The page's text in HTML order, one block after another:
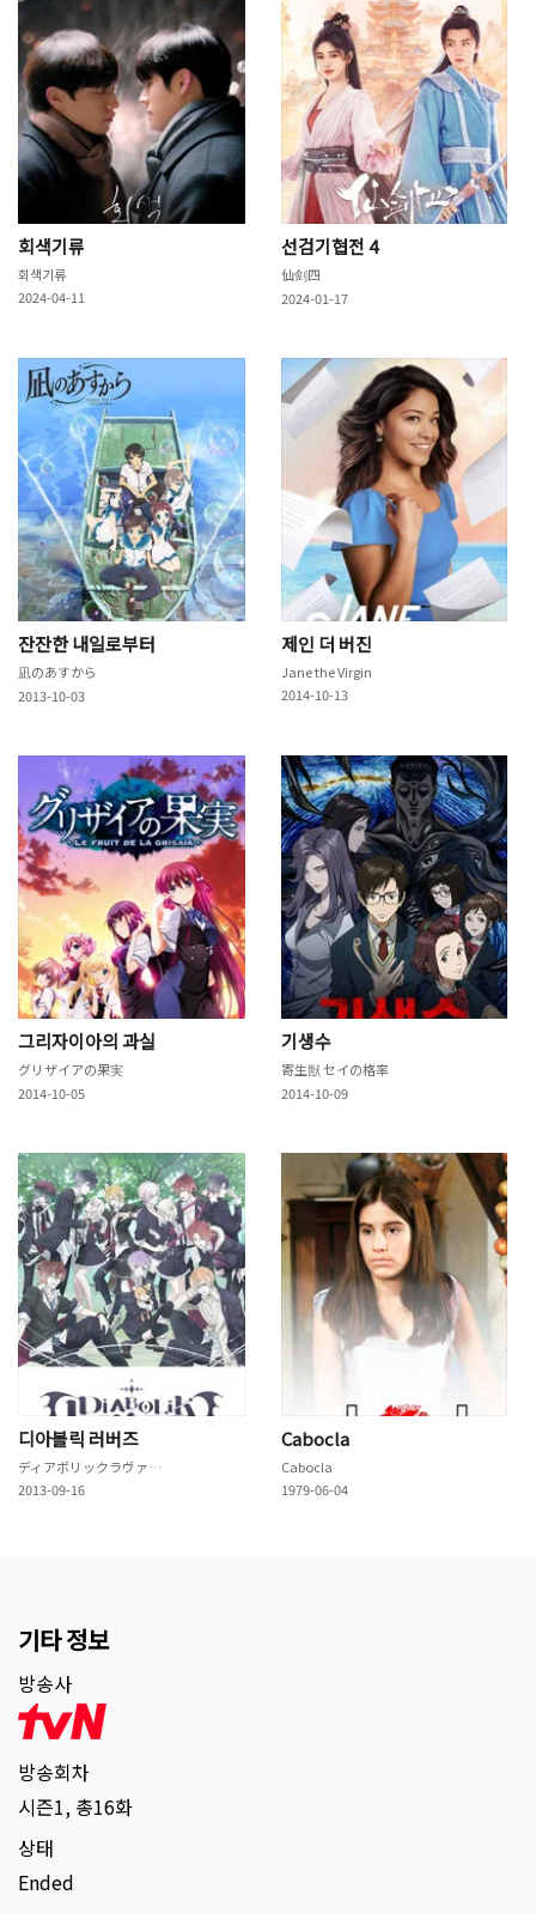
회색기류
회색기류
2024-04-11
선검기협전 4
仙剑四
2024-01-17
잔잔한 내일로부터
凪のあすから
2013-10-03
제인 더 버진
Jane the Virgin
2014-10-13
그리자이아의 과실
グリザイアの果実
2014-10-05
기생수
寄生獣 セイの格率
2014-10-09
디아볼릭 러버즈
ディアボリックラヴァーズ
2013-09-16
Cabocla
Cabocla
1979-06-04
기타 정보
방송사
방송회차
시즌1, 총16화
상태
Ended